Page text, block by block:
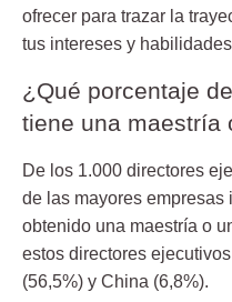
ofrecer para trazar la
tus intereses y
¿Qué porcentaje
tiene una maestría
De los 1.000 directores
de las mayores empresas
obtenido una maestría o
estos directores
(56,5%) y China (6,8%).